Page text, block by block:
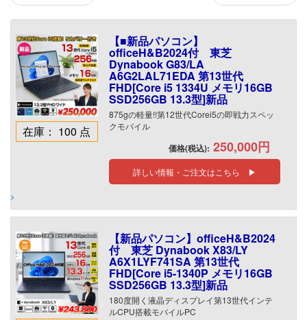
在庫： 100 点
【■新品パソコン】
officeH&B2024付 東芝
Dynabook G83/LA
A6G2LAL71EDA 第13世代
FHD[Core i5 1334U メモリ16GB
SSD256GB 13.3型]新品
875gの軽量!!第12世代Corei5の即戦力スペッ
クモバイル
価格(税込): 250,000円
詳しい情報・ご注文はこちら ▶
【新品パソコン】officeH&B2024
付 東芝 Dynabook X83/LY
A6X1LYF741SA 第13世代
FHD[Core i5-1340P メモリ16GB
SSD256GB 13.3型]新品
180度開く液晶ディスプレイ第13世代インテ
ルCPU搭載モバイルPC